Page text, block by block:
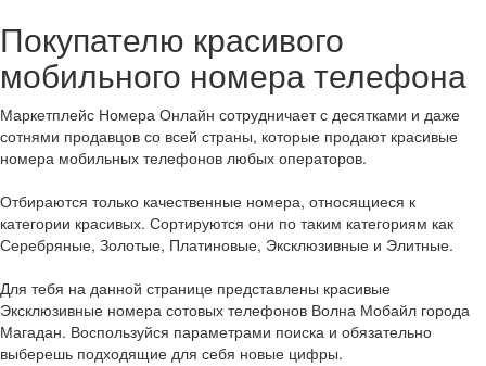
Покупателю красивого
мобильного номера телефона
Маркетплейс Номера Онлайн сотрудничает с десятками и даже
сотнями продавцов со всей страны, которые продают красивые
номера мобильных телефонов любых операторов.
Отбираются только качественные номера, относящиеся к
категории красивых. Сортируются они по таким категориям как
Серебряные, Золотые, Платиновые, Эксклюзивные и Элитные.
Для тебя на данной странице представлены красивые
Эксклюзивные номера сотовых телефонов Волна Мобайл города
Магадан. Воспользуйся параметрами поиска и обязательно
выберешь подходящие для себя новые цифры.